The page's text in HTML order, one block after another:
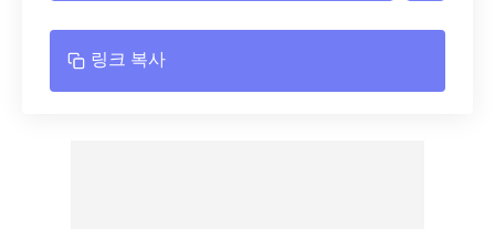
링크 복사